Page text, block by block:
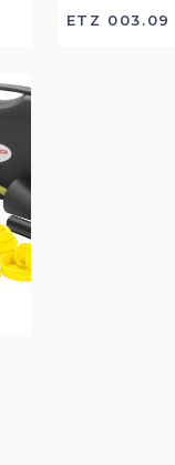
ETZ 003.09